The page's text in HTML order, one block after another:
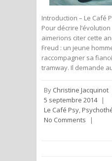
Introduction – Le Café
Pour décrire
aimerions citer cette
Freud : un jeune
raccompagner sa
tramway. Il demande
By Christine Jacquinot
5 septembre 2014
|
Le Café Psy,
No Comments
|